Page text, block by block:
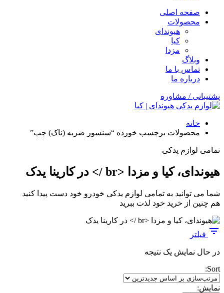
صفحه اصلی
محصولات
هیوندای
کیا
مزدا
وبلاگ
تماس با ما
درباره ما
پشتیبانی / مشاوره
خانه
محصولات برچسب خورده “سنسور ضربه (ناک) چپ”
تمامی لوازم یدکی
هیوندای، کیا و مزدا <br /> در کارینا یدک
شما می توانید به تمامی لوازم یدکی خودرو خود دست پیدا کنید
هم چنین از خرید خود لذت ببرید
فیلتر
در حال نمایش یک نتیجه
Sort:
نمایش: